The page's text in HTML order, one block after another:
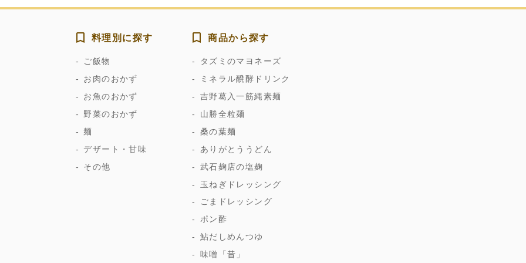
料理別に探す
ご飯物
お肉のおかず
お魚のおかず
野菜のおかず
麺
デザート・甘味
その他
商品から探す
タズミのマヨネーズ
ミネラル醗酵ドリンク
吉野葛入一筋縄素麺
山勝全粒麺
桑の葉麺
ありがとううどん
武石麹店の塩麹
玉ねぎドレッシング
ごまドレッシング
ポン酢
鮎だしめんつゆ
味噌「昔」